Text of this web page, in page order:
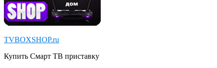
TVBOXSHOP.ru
Купить Смарт ТВ приставку